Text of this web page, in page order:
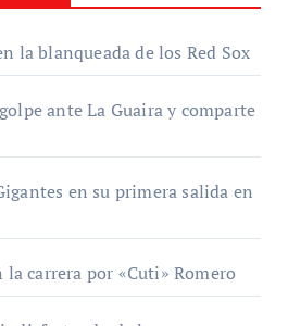
la blanqueada de los Red Sox
ante La Guaira y comparte
en su primera salida en
carrera por «Cuti» Romero